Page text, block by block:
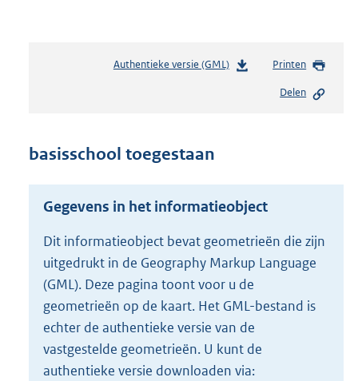
Authentieke versie (GML)b
s
r
o
t
t
e
2
K
b
Printen
Delen
basisschool toegestaan
Gegevens in het informatieobject
Dit informatieobject bevat geometrieën die zijn
uitgedrukt in de Geography Markup Language
(GML). Deze pagina toont voor u de
geometrieën op de kaart. Het GML-bestand is
echter de authentieke versie van de
vastgestelde geometrieën. U kunt de
authentieke versie downloaden via: